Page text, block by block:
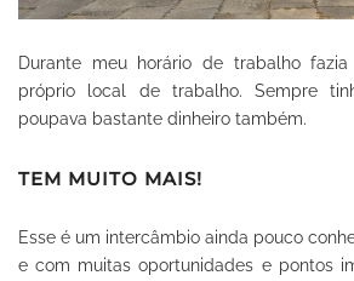
Durante meu horário de trabalho
próprio local de trabalho. Sempre
poupava bastante dinheiro também.
TEM MUITO MAIS!
Esse é um intercâmbio ainda pouco
e com muitas oportunidades e pontos